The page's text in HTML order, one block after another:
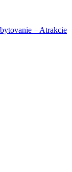
– Atrakcie